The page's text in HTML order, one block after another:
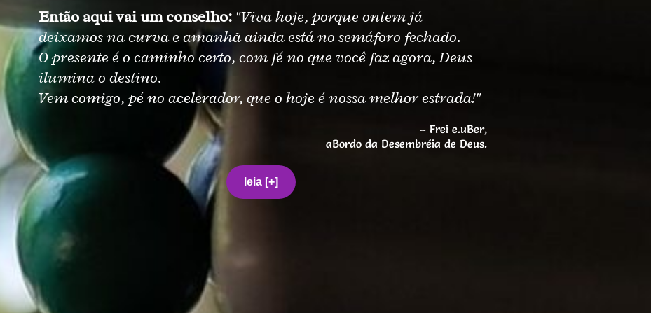
Então aqui vai um conselho: "Viva hoje, porque ontem já
deixamos na curva e amanhã ainda está no semáforo fechado.
O presente é o caminho certo, com fé no que você faz agora, Deus
ilumina o destino.
Vem comigo, pé no acelerador, que o hoje é nossa melhor estrada!"
– Frei e.uBer,
aBordo da Desembréia de Deus.
leia [+]